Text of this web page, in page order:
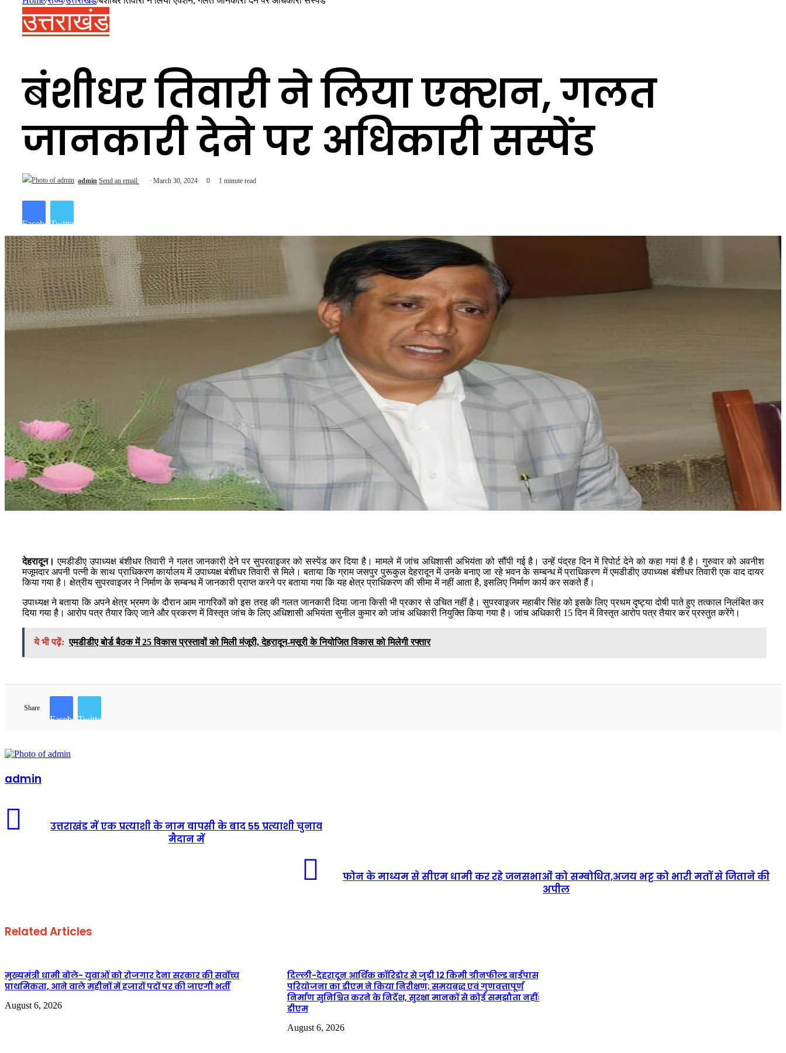
उत्तराखंड
बंशीधर तिवारी ने लिया एक्शन, गलत
जानकारी देने पर अधिकारी सस्पेंड
admin Send an email March 30, 2024 0 1 minute read
FacebookTwitter
देहरादून। एमडीडीए उपाध्यक्ष बंशीधर तिवारी ने गलत जानकारी देने पर सुपरवाइजर को सस्पेंड कर दिया है। मामले में जांच अधिशासी अभियंता को सौंपी गई है। उन्हें पंद्रह दिन में रिपोर्ट देने को कहा गयां है है। गुरुवार को अवनीश
मजूमदार अपनी पत्नी के साथ प्राधिकरण कार्यालय में उपाध्यक्ष बंशीधर तिवारी से मिले। बताया कि ग्राम जसपुर पुरूकुल देहरादून में उनके बनाए जा रहे भवन के सम्बन्ध में प्राधिकरण में एमडीडीए उपाध्यक्ष बंशीधर तिवारी एक वाद दायर
किया गया है। क्षेत्रीय सुपरवाइजर ने निर्माण के सम्बन्ध में जानकारी प्राप्त करने पर बताया गया कि यह क्षेत्र प्राधिकरण की सीमा में नहीं आता है, इसलिए निर्माण कार्य कर सकते हैं।
उपाध्यक्ष ने बताया कि अपने क्षेत्र भ्रमण के दौरान आम नागरिकों को इस तरह की गलत जानकारी दिया जाना किसी भी प्रकार से उचित नहीं है। सुपरवाइजर महाबीर सिंह को इसके लिए प्रथम दृष्ट्या दोषी पाते हुए तत्काल निलंबित कर
दिया गया है। आरोप पत्र तैयार किए जाने और प्रकरण में विस्तृत जांच के लिए अधिशासी अभियंता सुनील कुमार को जांच अधिकारी नियुक्ति किया गया है। जांच अधिकारी 15 दिन में विस्तृत आरोप पत्र तैयार कर प्रस्तुत करेंगे।
ये भी पढ़ें: एमडीडीए बोर्ड बैठक में 25 विकास प्रस्तावों को मिली मंजूरी, देहरादून-मसूरी के नियोजित विकास को मिलेगी रफ्तार
Share
FacebookTwitter
admin
उत्तराखंड में एक प्रत्याशी के नाम वापसी के बाद 55 प्रत्याशी चुनाव
मैदान में
फोन के माध्यम से सीएम धामी कर रहे जनसभाओं को सम्बोधित,अजय भट्ट को भारी मतों से जिताने की
अपील
Related Articles
मुख्यमंत्री धामी बोले- युवाओं को रोजगार देना सरकार की सर्वोच्च
प्राथमिकता, आने वाले महीनों में हजारों पदों पर की जाएगी भर्ती
August 6, 2026
दिल्ली-देहरादून आर्थिक कॉरिडोर से जुड़ी 12 किमी ग्रीनफील्ड बाईपास
परियोजना का डीएम ने किया निरीक्षण; समयबद्ध एवं गुणवत्तापूर्ण
निर्माण सुनिश्चित करने के निर्देश, सुरक्षा मानकों से कोई समझौता नहींः
डीएम
August 6, 2026